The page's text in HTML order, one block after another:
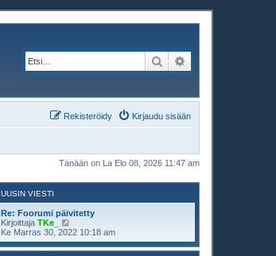
Etsi
Kirjaudu sisään
Rekisteröidy
Tänään on La Elo 08, 2026 11:47 am
UUSIN VIESTI
Re: Foorumi päivitetty
Kirjoittaja TKe_
ä
y
t
Ke Marras 30, 2022 10:18 am